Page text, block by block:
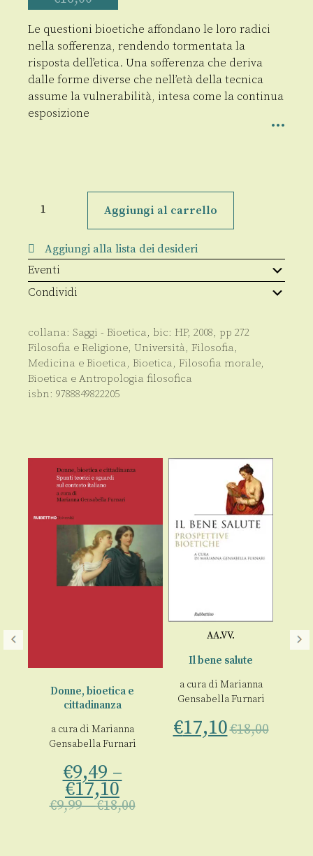
Le questioni bioetiche affondano le loro radici
nella sofferenza, rendendo tormentata la
risposta dell’etica. Una sofferenza che deriva
dalle forme diverse che nell’età della tecnica
assume la vulnerabilità, intesa come la continua
esposizione
Vulnerabilità
Aggiungi al carrello
Aggiungi alla lista dei desideri
Eventi
Condividi
collana: Saggi - Bioetica, bic: HP, 2008, pp 272
Filosofia e Religione, Università, Filosofia,
Medicina e Bioetica, Bioetica, Filosofia morale,
Bioetica e Antropologia filosofica
isbn: 9788849822205
Donne, bioetica e
cittadinanza
a cura di Marianna
Gensabella Furnari
€9,49 –
€17,10
€9,99–€18,00
AA.VV.
Il bene salute
a cura di Marianna
Gensabella Furnari
€17,10€18,00